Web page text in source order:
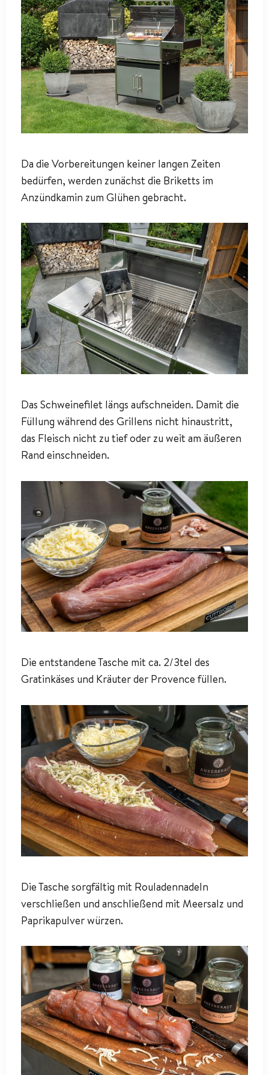
Da die Vorbereitungen keiner langen Zeiten
bedürfen, werden zunächst die Briketts im
Anzündkamin zum Glühen gebracht.
Das Schweinefilet längs aufschneiden. Damit die
Füllung während des Grillens nicht hinaustritt,
das Fleisch nicht zu tief oder zu weit am äußeren
Rand einschneiden.
Die entstandene Tasche mit ca. 2/3tel des
Gratinkäses und Kräuter der Provence füllen.
Die Tasche sorgfältig mit Rouladennadeln
verschließen und anschließend mit Meersalz und
Paprikapulver würzen.